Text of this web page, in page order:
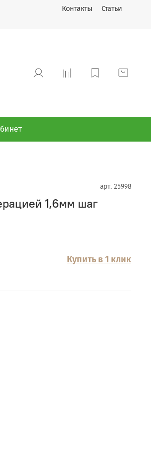
Контакты Статьи
арт. 25998
1,6мм шаг
Купить в 1 клик